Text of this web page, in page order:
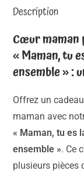
Description
Cœur maman
« Maman, tu
ensemble » :
Offrez un
maman avec
« Maman, tu es
ensemble ». Ce
plusieurs pièces